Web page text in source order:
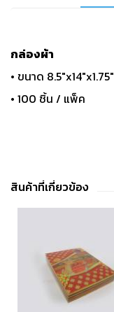
กล่องผ้า
• ขนาด 8.5"x14"x1.75"
• 100 ชิ้น / แพ็ค
สินค้าที่เกี่ยวข้อง